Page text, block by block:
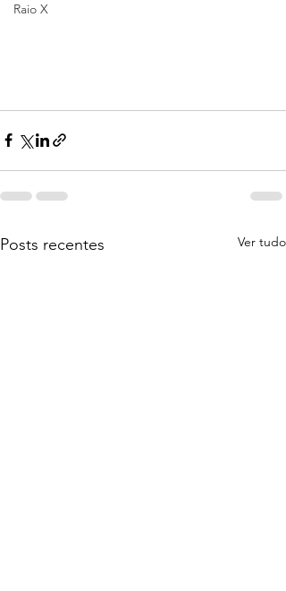
Raio X
Posts recentes Ver tudo